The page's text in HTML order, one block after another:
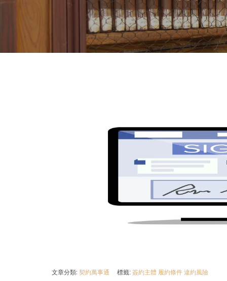
文章分類: 契約萬事通 標籤: 簽約主體 履約條件 違約風險